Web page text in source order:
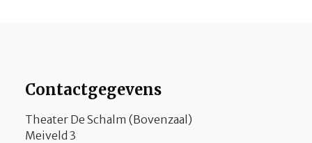
Contactgegevens
Theater De Schalm (Bovenzaal)
Meiveld 3